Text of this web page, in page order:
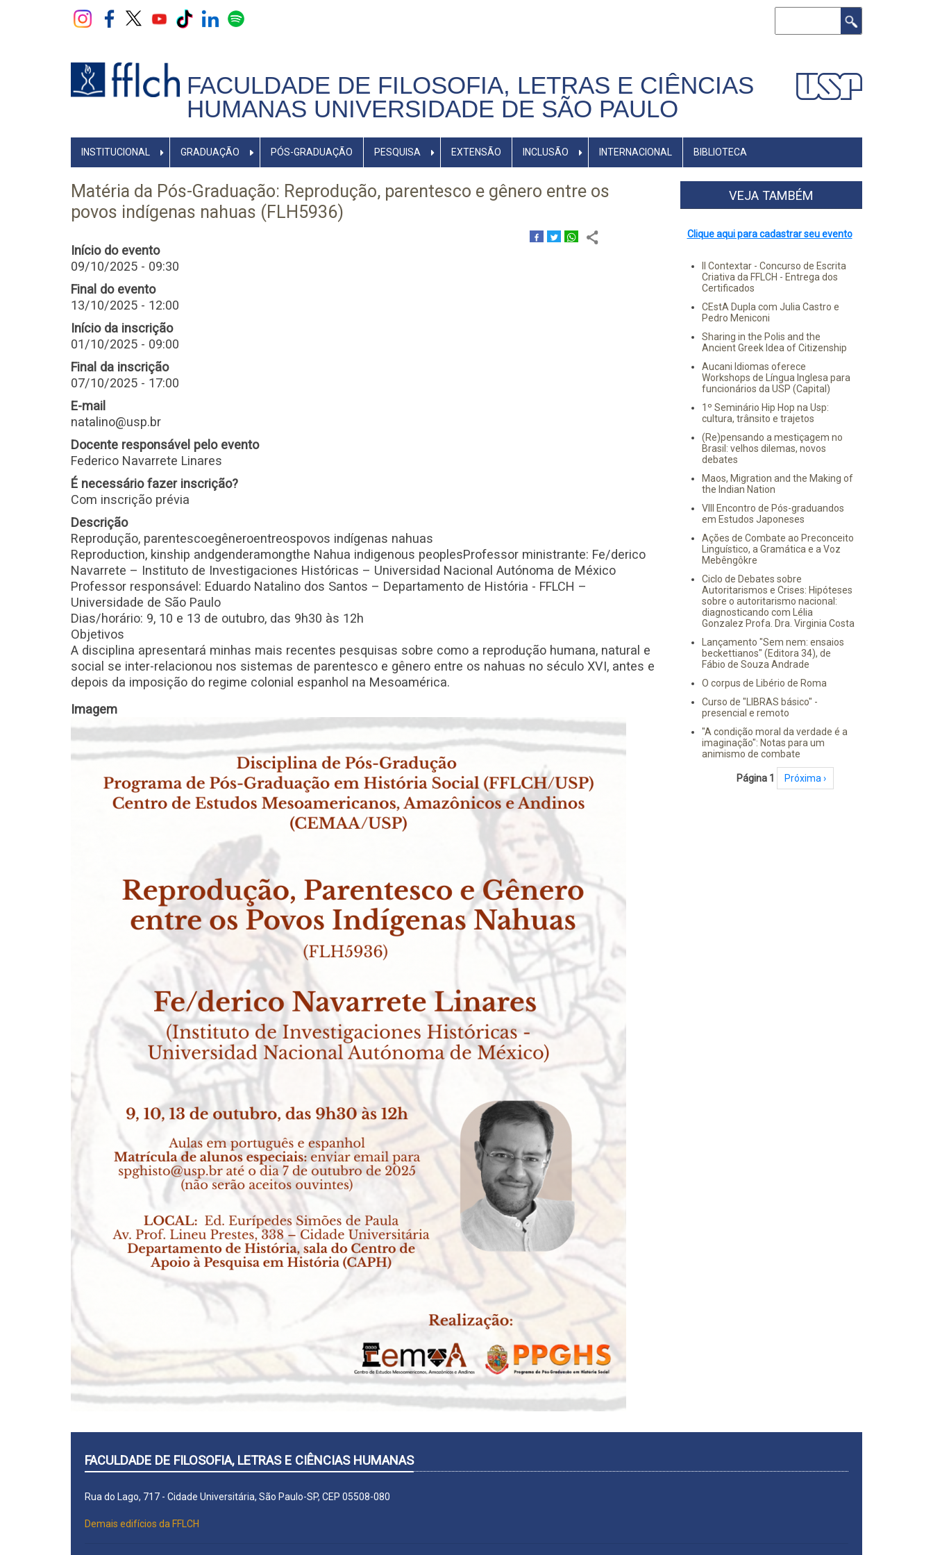
FACULDADE DE FILOSOFIA, LETRAS E CIÊNCIAS
HUMANAS UNIVERSIDADE DE SÃO PAULO
NAVEGADOR
PRINCIPAL
INSTITUCIONAL GRADUAÇÃO PÓS-GRADUAÇÃO PESQUISA EXTENSÃO INCLUSÃO INTERNACIONAL BIBLIOTECA
Matéria da Pós-Graduação: Reprodução, parentesco e gênero entre os
povos indígenas nahuas (FLH5936)
Início do evento
09/10/2025 - 09:30
Final do evento
13/10/2025 - 12:00
Início da inscrição
01/10/2025 - 09:00
Final da inscrição
07/10/2025 - 17:00
E-mail
natalino@usp.br
Docente responsável pelo evento
Federico Navarrete Linares
É necessário fazer inscrição?
Com inscrição prévia
Descrição
Reprodução, parentescoegêneroentreospovos indígenas nahuas
Reproduction, kinship andgenderamongthe Nahua indigenous peoplesProfessor ministrante: Fe/derico
Navarrete – Instituto de Investigaciones Históricas – Universidad Nacional Autónoma de México
Professor responsável: Eduardo Natalino dos Santos – Departamento de História - FFLCH –
Universidade de São Paulo
Dias/horário: 9, 10 e 13 de outubro, das 9h30 às 12h
Objetivos
A disciplina apresentará minhas mais recentes pesquisas sobre como a reprodução humana, natural e
social se inter-relacionou nos sistemas de parentesco e gênero entre os nahuas no século XVI, antes e
depois da imposição do regime colonial espanhol na Mesoamérica.
Imagem
VEJA TAMBÉM
Clique aqui para cadastrar seu evento
II Contextar - Concurso de Escrita
Criativa da FFLCH - Entrega dos
Certificados
CEstA Dupla com Julia Castro e
Pedro Meniconi
Sharing in the Polis and the
Ancient Greek Idea of Citizenship
Aucani Idiomas oferece
Workshops de Língua Inglesa para
funcionários da USP (Capital)
1º Seminário Hip Hop na Usp:
cultura, trânsito e trajetos
(Re)pensando a mestiçagem no
Brasil: velhos dilemas, novos
debates
Maos, Migration and the Making of
the Indian Nation
VIII Encontro de Pós-graduandos
em Estudos Japoneses
Ações de Combate ao Preconceito
Linguístico, a Gramática e a Voz
Mebêngôkre
Ciclo de Debates sobre
Autoritarismos e Crises: Hipóteses
sobre o autoritarismo nacional:
diagnosticando com Lélia
Gonzalez Profa. Dra. Virginia Costa
Lançamento "Sem nem: ensaios
beckettianos" (Editora 34), de
Fábio de Souza Andrade
O corpus de Libério de Roma
Curso de "LIBRAS básico" -
presencial e remoto
"A condição moral da verdade é a
imaginação": Notas para um
animismo de combate
PaginaçãoPágina 1 Próxima página
Próxima ›
FACULDADE DE FILOSOFIA, LETRAS E CIÊNCIAS HUMANAS
Rua do Lago, 717 - Cidade Universitária, São Paulo-SP, CEP 05508-080
Demais edifícios da FFLCH